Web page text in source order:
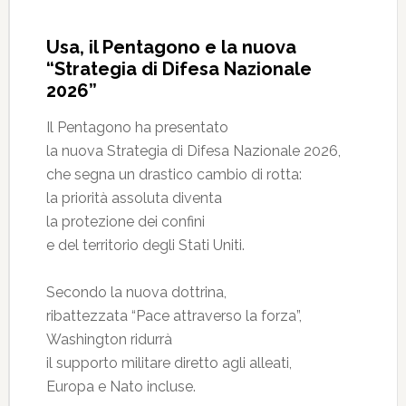
Usa, il Pentagono e la nuova
“Strategia di Difesa Nazionale
2026”
Il Pentagono ha presentato
la nuova Strategia di Difesa Nazionale 2026,
che segna un drastico cambio di rotta:
la priorità assoluta diventa
la protezione dei confini
e del territorio degli Stati Uniti.
Secondo la nuova dottrina,
ribattezzata “Pace attraverso la forza”,
Washington ridurrà
il supporto militare diretto agli alleati,
Europa e Nato incluse.